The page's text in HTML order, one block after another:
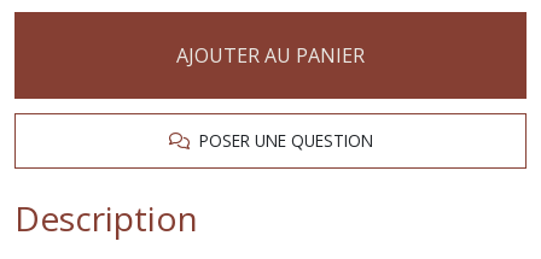
AJOUTER AU PANIER
POSER UNE QUESTION
Description